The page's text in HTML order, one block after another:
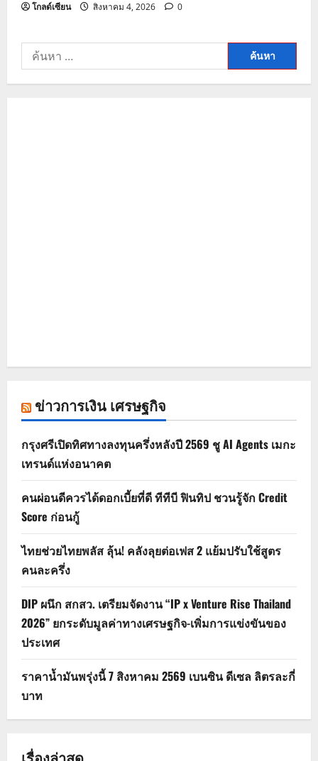
โกลด์เซียน สิงหาคม 4, 2026 0
ค้นหา
สำหรับ:
ข่าวการเงิน เศรษฐกิจ
กรุงศรีเปิดทิศทางลงทุนครึ่งหลังปี 2569 ชู AI Agents เมกะ
เทรนด์แห่งอนาคต
คนผ่อนดีควรได้ดอกเบี้ยที่ดี ทีทีบี ฟินทิป ชวนรู้จัก Credit
Score ก่อนกู้
ไทยช่วยไทยพลัส ลุ้น! คลังลุยต่อเฟส 2 แย้มปรับใช้สูตร
คนละครึ่ง
DIP ผนึก สกสว. เตรียมจัดงาน “IP x Venture Rise Thailand
2026” ยกระดับมูลค่าทางเศรษฐกิจ-เพิ่มการแข่งขันของ
ประเทศ
ราคาน้ำมันพรุ่งนี้ 7 สิงหาคม 2569 เบนซิน ดีเซล ลิตรละกี่
บาท